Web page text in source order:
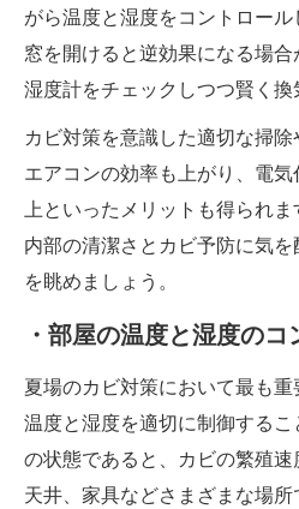
がら温度と湿度をコントロー
窓を開けると逆効果になる場
湿度計をチェックしつつ賢く換
カビ対策を意識した適切な掃除
エアコンの効率も上がり、電
上といったメリットも得られ
内部の清潔さとカビ予防に気
を眺めましょう。
・部屋の温度と湿度のコ
夏場のカビ対策において最も
温度と湿度を適切に制御する
の状態であると、カビの繁殖
天井、家具などさまざまな場